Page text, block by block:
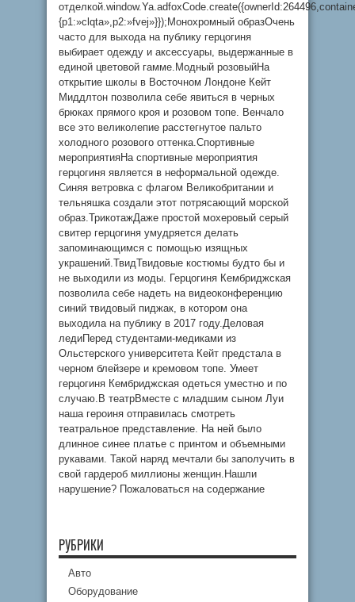
{p1:»clqta»,p2:»fvej»}});Монохромный образОчень
часто для выхода на публику герцогиня
выбирает одежду и аксессуары, выдержанные в
единой цветовой гамме.Модный розовыйНа
открытие школы в Восточном Лондоне Кейт
Миддлтон позволила себе явиться в черных
брюках прямого кроя и розовом топе. Венчало
все это великолепие расстегнутое пальто
холодного розового оттенка.Спортивные
мероприятияНа спортивные мероприятия
герцогиня является в неформальной одежде.
Синяя ветровка с флагом Великобритании и
тельняшка создали этот потрясающий морской
образ.ТрикотажДаже простой мохеровый серый
свитер герцогиня умудряется делать
запоминающимся с помощью изящных
украшений.ТвидТвидовые костюмы будто бы и
не выходили из моды. Герцогиня Кембриджская
позволила себе надеть на видеоконференцию
синий твидовый пиджак, в котором она
выходила на публику в 2017 году.Деловая
ледиПеред студентами-медиками из
Ольстерского университета Кейт предстала в
черном блейзере и кремовом топе. Умеет
герцогиня Кембриджская одеться уместно и по
случаю.В театрВместе с младшим сыном Луи
наша героиня отправилась смотреть
театральное представление. На ней было
длинное синее платье с принтом и объемными
рукавами. Такой наряд мечтали бы заполучить в
свой гардероб миллионы женщин.Нашли
нарушение? Пожаловаться на содержание
РУБРИКИ
Авто
Оборудование